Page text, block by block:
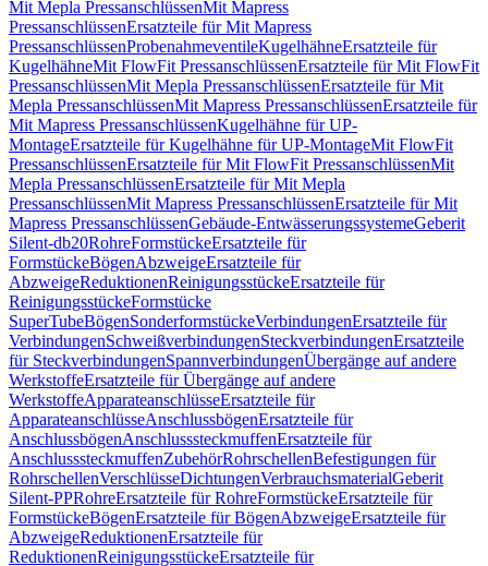
Mit Mepla PressanschlüssenMit Mapress
PressanschlüssenErsatzteile für Mit Mapress
PressanschlüssenProbenahmeventileKugelhähneErsatzteile für
KugelhähneMit FlowFit PressanschlüssenErsatzteile für Mit FlowFit
PressanschlüssenMit Mepla PressanschlüssenErsatzteile für Mit
Mepla PressanschlüssenMit Mapress PressanschlüssenErsatzteile für
Mit Mapress PressanschlüssenKugelhähne für UP-
MontageErsatzteile für Kugelhähne für UP-MontageMit FlowFit
PressanschlüssenErsatzteile für Mit FlowFit PressanschlüssenMit
Mepla PressanschlüssenErsatzteile für Mit Mepla
PressanschlüssenMit Mapress PressanschlüssenErsatzteile für Mit
Mapress PressanschlüssenGebäude-EntwässerungssystemeGeberit
Silent-db20RohreFormstückeErsatzteile für
FormstückeBögenAbzweigeErsatzteile für
AbzweigeReduktionenReinigungsstückeErsatzteile für
ReinigungsstückeFormstücke
SuperTubeBögenSonderformstückeVerbindungenErsatzteile für
VerbindungenSchweißverbindungenSteckverbindungenErsatzteile
für SteckverbindungenSpannverbindungenÜbergänge auf andere
WerkstoffeErsatzteile für Übergänge auf andere
WerkstoffeApparateanschlüsseErsatzteile für
ApparateanschlüsseAnschlussbögenErsatzteile für
AnschlussbögenAnschlusssteckmuffenErsatzteile für
AnschlusssteckmuffenZubehörRohrschellenBefestigungen für
RohrschellenVerschlüsseDichtungenVerbrauchsmaterialGeberit
Silent-PPRohreErsatzteile für RohreFormstückeErsatzteile für
FormstückeBögenErsatzteile für BögenAbzweigeErsatzteile für
AbzweigeReduktionenErsatzteile für
ReduktionenReinigungsstückeErsatzteile für